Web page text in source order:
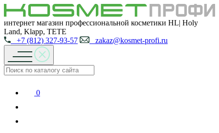
интернет магазин профессиональной косметики HL| Holy
Land, Klapp, TETE
+7 (812) 327-93-57
zakaz@kosmet-profi.ru
0